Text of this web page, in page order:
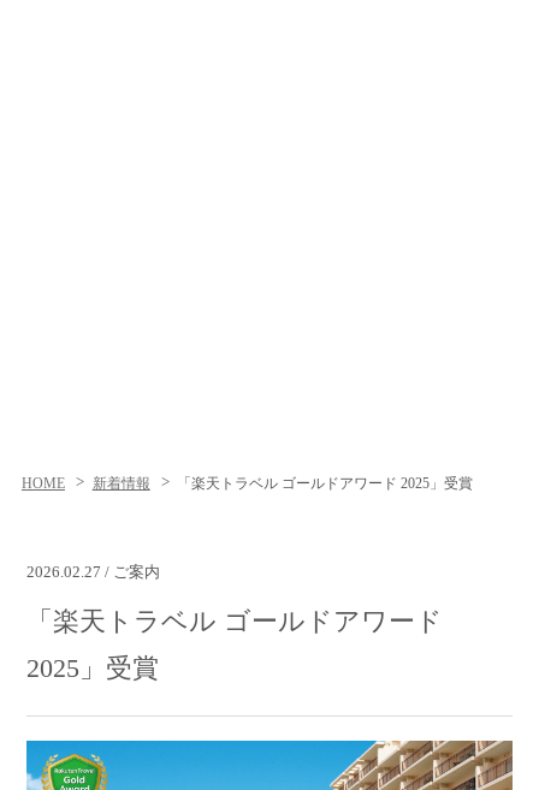
HOME 新着情報 「楽天トラベル ゴールドアワード 2025」受賞
2026.02.27 / ご案内
「楽天トラベル ゴールドアワード
2025」受賞